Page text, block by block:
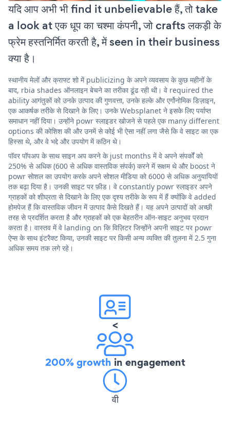
यदि आप अभी भी find it unbelievable हैं, तो take
a look at एक धूप का चश्मा कंपनी, जो crafts लकड़ी के
फ्रेम हस्तनिर्मित करती है, में seen in their business
क्या है।
स्थानीय मेलों और क्राफ्ट शो में publicizing के अपने व्यवसाय के कुछ महीनों के
बाद, rbia shades ऑनलाइन बेचने का तरीका ढूंढ रही थी। वे required the
ability आगंतुकों को उनके उत्पाद की गुणवत्ता, उनके हल्के और एर्गोनोमिक डिज़ाइन,
एक आकर्षक तरीके से दिखाने के लिए। उनके Websplanet ने इसके लिए पर्याप्त
समाधान नहीं दिया। उन्होंने powr स्लाइडर खोजने से पहले एक many different
options की कोशिश की और उनमें से कोई भी ऐसा नहीं लगा जैसे कि वे साइट का एक
हिस्सा थे, और वे भद्दे और उपयोग में कठिन थे।
पॉवर पॉपअप के साथ साइन अप करने के just months में वे अपने संपर्कों को
250% से अधिक (600 से अधिक वास्तविक संपर्क) करने में सक्षम थे और boost ने
powr सोशल का उपयोग करके अपने सोशल मीडिया को 6000 से अधिक अनुयायियों
तक बढ़ा दिया है। उनकी साइट पर फ़ीड। वे constantly powr स्लाइडर अपने
ग्राहकों को शीघ्रता से दिखाने के लिए एक दृश्य तरीके के रूप में हैं क्योंकि वे added
होमपेज हैं कि वास्तविक जीवन में उत्पाद कैसे दिखते हैं। यह अपने उत्पादों को अच्छी
तरह से प्रदर्शित करता है और ग्राहकों को एक बेहतरीन ऑन-साइट अनुभव प्रदान
करता है। वास्तव में वे landing on कि विज़िटर जिन्होंने अपनी साइट पर powr
ऐप्स के साथ इंटरैक्ट किया, उनकी साइट पर किसी अन्य व्यक्ति की तुलना में 2.5 गुना
अधिक समय तक लगे रहे।
<
200% growth in engagement
वी